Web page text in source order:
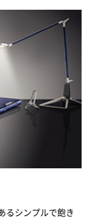
るシンプルで飽き